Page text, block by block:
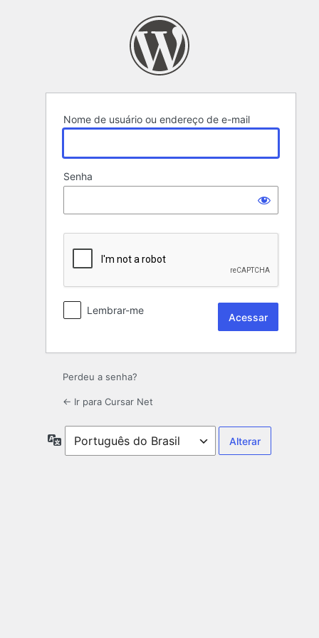
Nome de usuário ou endereço de e-mail
Senha
Lembrar-me
Perdeu a senha?
← Ir para Cursar Net
Idioma